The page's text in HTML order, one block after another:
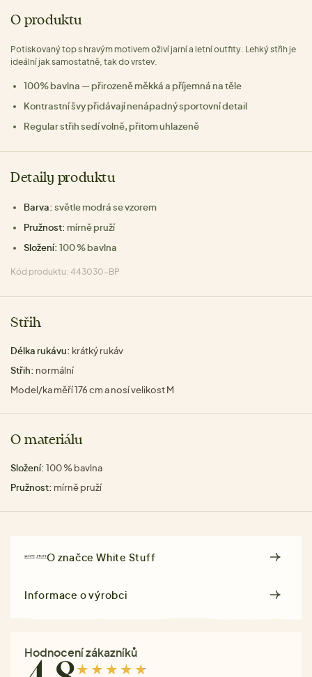
O produktu
Potiskovaný top s hravým motivem oživí jarní a letní outfity. Lehký střih je
ideální jak samostatně, tak do vrstev.
100% bavlna — přirozeně měkká a příjemná na těle
Kontrastní švy přidávají nenápadný sportovní detail
Regular střih sedí volně, přitom uhlazeně
Detaily produktu
Barva: světle modrá se vzorem
Pružnost: mírně pruží
Složení: 100 % bavlna
Kód produktu: 443030-BP
Střih
Délka rukávu: krátký rukáv
Střih: normální
Model/ka měří 176 cm a nosí velikost M
O materiálu
Složení: 100 % bavlna
Pružnost: mírně pruží
O značceWhite Stuff
Informace o výrobci
Hodnocení zákazníků